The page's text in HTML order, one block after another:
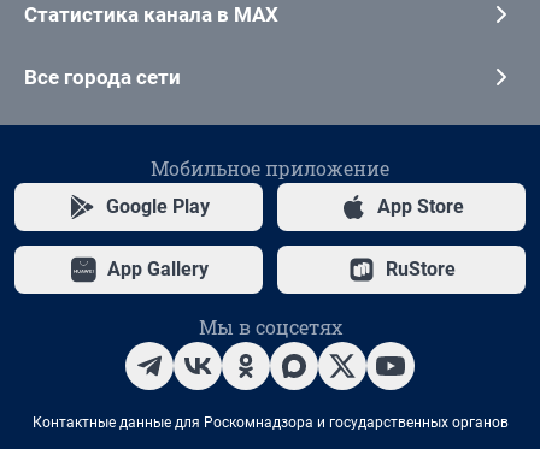
Статистика канала в MAX
Все города сети
Мобильное приложение
Google Play App Store
App Gallery RuStore
Мы в соцсетях
Контактные данные для Роскомнадзора и государственных органов